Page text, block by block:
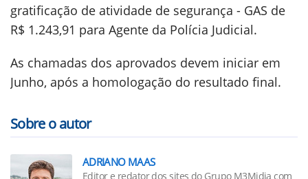
gratificação de atividade de segurança - GAS de
R$ 1.243,91 para Agente da Polícia Judicial.
As chamadas dos aprovados devem iniciar em
Junho, após a homologação do resultado final.
Sobre o autor
ADRIANO MAAS
Editor e redator dos sites do Grupo M3Midia com